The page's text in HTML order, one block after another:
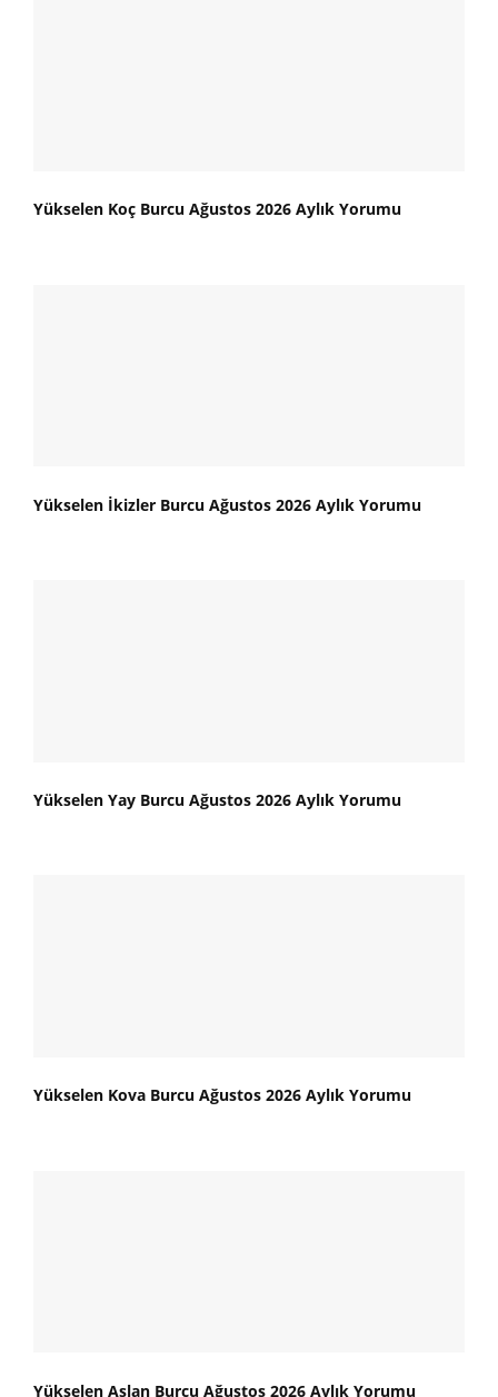
Yükselen Koç Burcu Ağustos 2026 Aylık Yorumu
Yükselen İkizler Burcu Ağustos 2026 Aylık Yorumu
Yükselen Yay Burcu Ağustos 2026 Aylık Yorumu
Yükselen Kova Burcu Ağustos 2026 Aylık Yorumu
Yükselen Aslan Burcu Ağustos 2026 Aylık Yorumu